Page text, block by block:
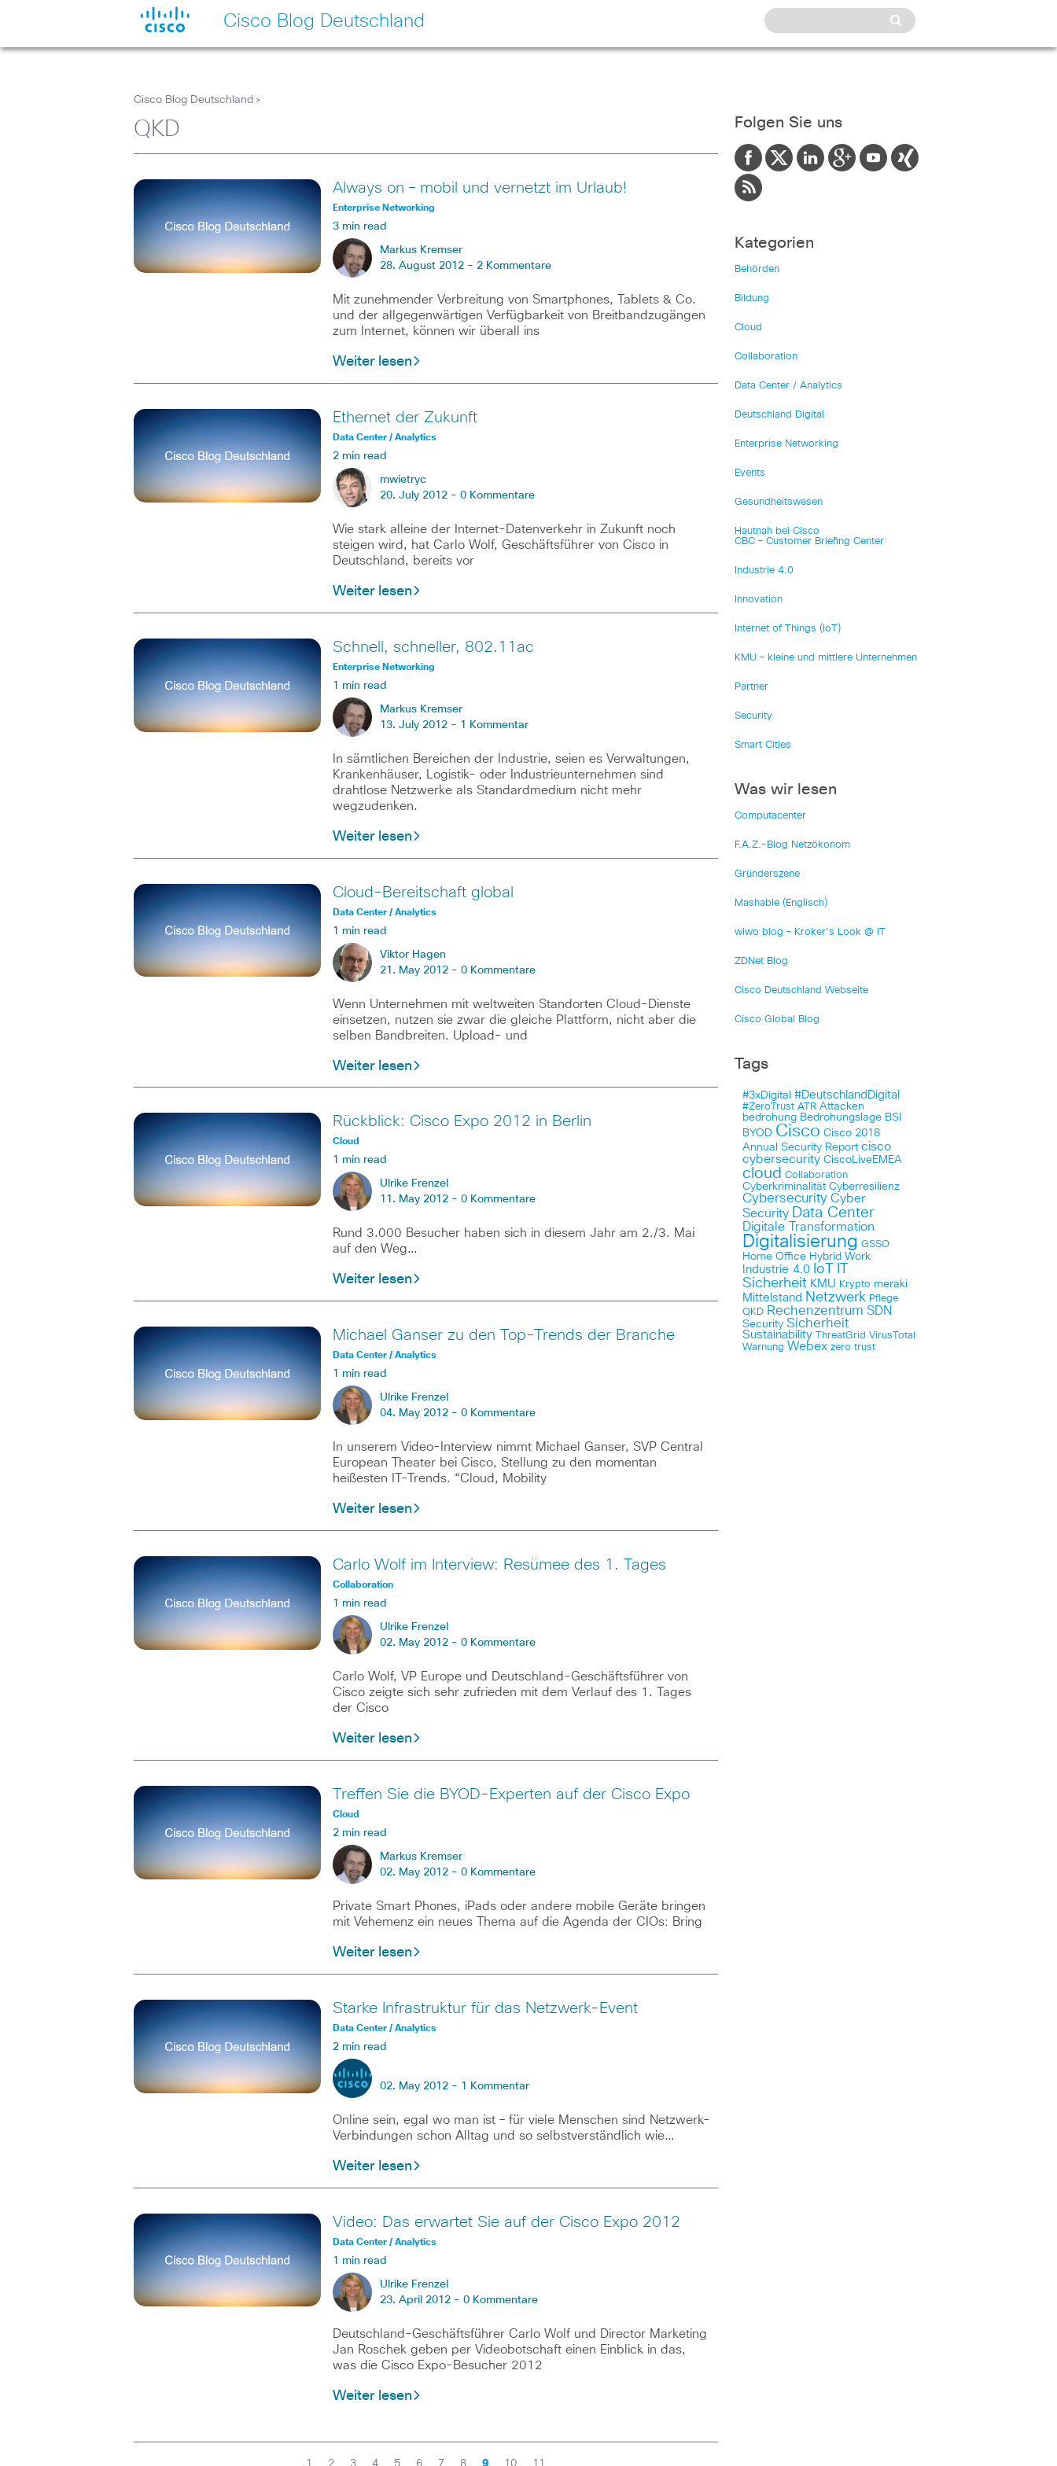
Cisco Blog Deutschland
Cisco Blog Deutschland >
QKD
Always on – mobil und vernetzt im Urlaub!
Enterprise Networking
3 min read
Markus Kremser
28. August 2012 - 2 Kommentare
Mit zunehmender Verbreitung von Smartphones, Tablets & Co.
und der allgegenwärtigen Verfügbarkeit von Breitbandzugängen
zum Internet, können wir überall ins
Weiter lesen
Ethernet der Zukunft
Data Center / Analytics
2 min read
mwietryc
20. July 2012 - 0 Kommentare
Wie stark alleine der Internet-Datenverkehr in Zukunft noch
steigen wird, hat Carlo Wolf, Geschäftsführer von Cisco in
Deutschland, bereits vor
Weiter lesen
Schnell, schneller, 802.11ac
Enterprise Networking
1 min read
Markus Kremser
13. July 2012 - 1 Kommentar
In sämtlichen Bereichen der Industrie, seien es Verwaltungen,
Krankenhäuser, Logistik- oder Industrieunternehmen sind
drahtlose Netzwerke als Standardmedium nicht mehr
wegzudenken.
Weiter lesen
Cloud-Bereitschaft global
Data Center / Analytics
1 min read
Viktor Hagen
21. May 2012 - 0 Kommentare
Wenn Unternehmen mit weltweiten Standorten Cloud-Dienste
einsetzen, nutzen sie zwar die gleiche Plattform, nicht aber die
selben Bandbreiten. Upload- und
Weiter lesen
Rückblick: Cisco Expo 2012 in Berlin
Cloud
1 min read
Ulrike Frenzel
11. May 2012 - 0 Kommentare
Rund 3.000 Besucher haben sich in diesem Jahr am 2./3. Mai
auf den Weg…
Weiter lesen
Michael Ganser zu den Top-Trends der Branche
Data Center / Analytics
1 min read
Ulrike Frenzel
04. May 2012 - 0 Kommentare
In unserem Video-Interview nimmt Michael Ganser, SVP Central
European Theater bei Cisco, Stellung zu den momentan
heißesten IT-Trends. “Cloud, Mobility
Weiter lesen
Carlo Wolf im Interview: Resümee des 1. Tages
Collaboration
1 min read
Ulrike Frenzel
02. May 2012 - 0 Kommentare
Carlo Wolf, VP Europe und Deutschland-Geschäftsführer von
Cisco zeigte sich sehr zufrieden mit dem Verlauf des 1. Tages
der Cisco
Weiter lesen
Treffen Sie die BYOD-Experten auf der Cisco Expo
Cloud
2 min read
Markus Kremser
02. May 2012 - 0 Kommentare
Private Smart Phones, iPads oder andere mobile Geräte bringen
mit Vehemenz ein neues Thema auf die Agenda der CIOs: Bring
Weiter lesen
Starke Infrastruktur für das Netzwerk-Event
Data Center / Analytics
2 min read
02. May 2012 - 1 Kommentar
Online sein, egal wo man ist – für viele Menschen sind Netzwerk-
Verbindungen schon Alltag und so selbstverständlich wie…
Weiter lesen
Video: Das erwartet Sie auf der Cisco Expo 2012
Data Center / Analytics
1 min read
Ulrike Frenzel
23. April 2012 - 0 Kommentare
Deutschland-Geschäftsführer Carlo Wolf und Director Marketing
Jan Roschek geben per Videobotschaft einen Einblick in das,
was die Cisco Expo-Besucher 2012
Weiter lesen
Folgen Sie uns
Kategorien
Behörden
Bildung
Cloud
Collaboration
Data Center / Analytics
Deutschland Digital
Enterprise Networking
Events
Gesundheitswesen
Hautnah bei Cisco
CBC – Customer Briefing Center
Industrie 4.0
Innovation
Internet of Things (IoT)
KMU – kleine und mittlere Unternehmen
Partner
Security
Smart Cities
Was wir lesen
Computacenter
F.A.Z.-Blog Netzökonom
Gründerszene
Mashable (Englisch)
wiwo blog – Kroker's Look @ IT
ZDNet Blog
Cisco Deutschland Webseite
Cisco Global Blog
Tags
#3xDigital #DeutschlandDigital
#ZeroTrust ATR Attacken
bedrohung Bedrohungslage BSI
BYOD Cisco Cisco 2018
Annual Security Report cisco
cybersecurity CiscoLiveEMEA
cloud Collaboration
Cyberkriminalität Cyberresilienz
Cybersecurity Cyber
Security Data Center
Digitale Transformation
Digitalisierung GSSO
Home Office Hybrid Work
Industrie 4.0 IoT
Sicherheit KMU Krypto meraki
Mittelstand Netzwerk Pflege
QKD Rechenzentrum SDN
Security Sicherheit
Sustainability ThreatGrid VirusTotal
Warnung Webex zero trust